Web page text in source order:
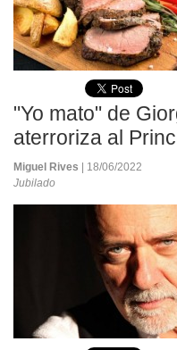
"Yo mato" de
aterroriza al
Miguel Rives
| 18/06/2022
Jubilado